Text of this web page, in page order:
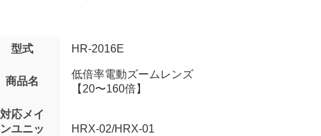
型式 HR-2016E
商品名
低倍率電動ズームレンズ
【20〜160倍】
対応メイ
ンユニッ
HRX-02/HRX-01